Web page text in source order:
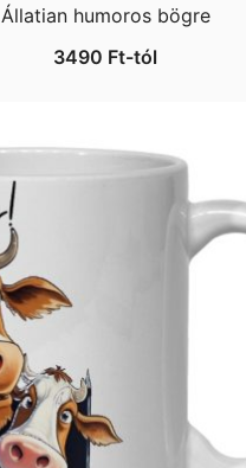
Állatian humoros bögre
3490 Ft-tól